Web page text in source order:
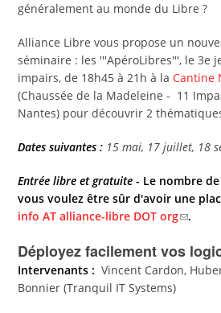
généralement au monde du Libre ?
Alliance Libre vous propose un
séminaire : les '''ApéroLibres''', le 3e
impairs, de 18h45 à 21h à laCantine
(Chaussée de la Madeleine - 11
Nantes) pour découvrir 2
Dates suivantes : 15 mai, 17 juillet, 18
Entrée libre et gratuite - Le nombre
vous voulez être sûr d'avoir une
info AT alliance-libre DOT org
.
Déployez facilement vos
Intervenants : Vincent Cardon,
Bonnier (Tranquil IT Systems)